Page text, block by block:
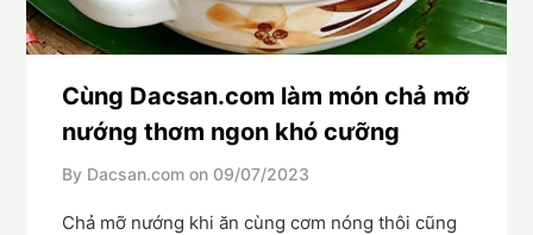
Cùng Dacsan.com làm món chả mỡ
nướng thơm ngon khó cưỡng
By Dacsan.com on 09/07/2023
Chả mỡ nướng khi ăn cùng cơm nóng thôi cũng